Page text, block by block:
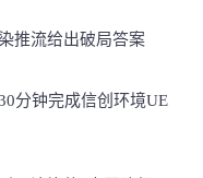
推流给出破局答案
分钟完成信创环境UE